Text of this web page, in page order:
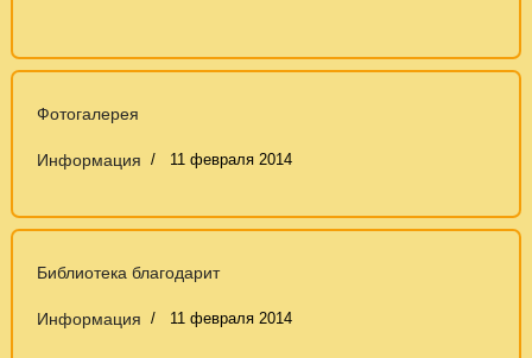
Фотогалерея
Информация 11 февраля 2014
Библиотека благодарит
Информация 11 февраля 2014